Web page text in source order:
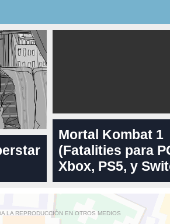
Mortal Kombat 1
(Fatalities para
Xbox, PS5, y
LA REPRODUCCIÓN EN OTROS MEDIOS